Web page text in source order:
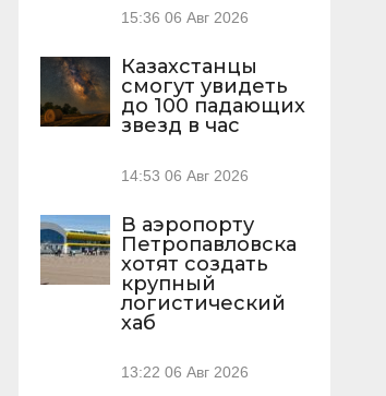
15:36 06 Авг 2026
Казахстанцы
смогут увидеть
до 100 падающих
звезд в час
14:53 06 Авг 2026
В аэропорту
Петропавловска
хотят создать
крупный
логистический
хаб
13:22 06 Авг 2026